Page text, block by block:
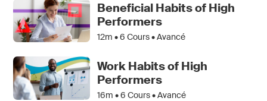
Beneficial Habits of High
Performers
12m •6 Cours • Avancé
Work Habits of High
Performers
16m •6 Cours • Avancé